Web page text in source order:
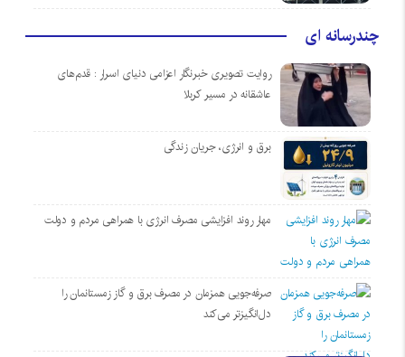
چندرسانه ای
روایت تصویری خبرنگار اعزامی دنیای اسرار : قدم‌های
عاشقانه در مسیر کربلا
برق و انرژی، جریان زندگی
مهار روند افزایشی مصرف انرژی با همراهی مردم و دولت
صرفه‌جویی همزمان در مصرف برق و گاز زمستانمان را
دل‌انگیزتر می‌کند